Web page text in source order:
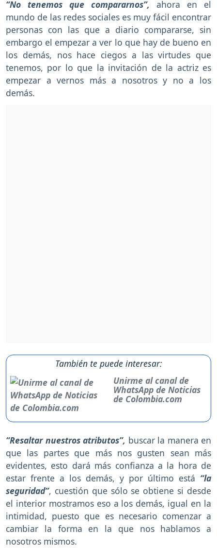
“No tenemos que compararnos”, ahora en el
mundo de las redes sociales es muy fácil encontrar
personas con las que a diario compararse, sin
embargo el empezar a ver lo que hay de bueno en
los demás, nos hace ciegos a las virtudes que
tenemos, por lo que la invitación de la actriz es
empezar a vernos más a nosotros y no a los
demás.
También te puede interesar:
Unirme al canal de
WhatsApp de Noticias
de Colombia.com
“Resaltar nuestros atributos”, buscar la manera en
que las partes que más nos gusten sean más
evidentes, esto dará más confianza a la hora de
estar frente a los demás, y por último está “la
seguridad”, cuestión que sólo se obtiene si desde
el interior mostramos eso a los demás, igual en la
intimidad, puesto que es necesario comenzar a
cambiar la forma en la que nos hablamos a
nosotros mismos.